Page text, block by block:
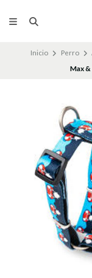
Inicio Perro
Max &